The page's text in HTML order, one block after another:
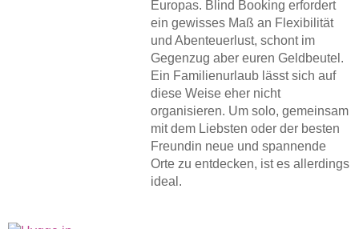
Europas. Blind Booking erfordert
ein gewisses Maß an Flexibilität
und Abenteuerlust, schont im
Gegenzug aber euren Geldbeutel.
Ein Familienurlaub lässt sich auf
diese Weise eher nicht
organisieren. Um solo, gemeinsam
mit dem Liebsten oder der besten
Freundin neue und spannende
Orte zu entdecken, ist es allerdings
ideal.